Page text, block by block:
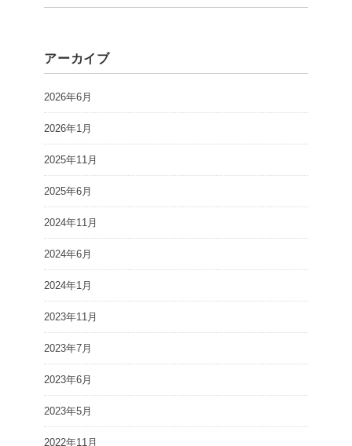
アーカイブ
2026年6月
2026年1月
2025年11月
2025年6月
2024年11月
2024年6月
2024年1月
2023年11月
2023年7月
2023年6月
2023年5月
2022年11月